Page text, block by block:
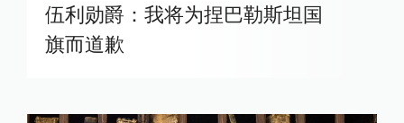
伍利勋爵：我将为捏巴勒斯坦国
旗而道歉